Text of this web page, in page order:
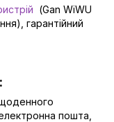
(Gan WiWU
гарантійний
пошта,